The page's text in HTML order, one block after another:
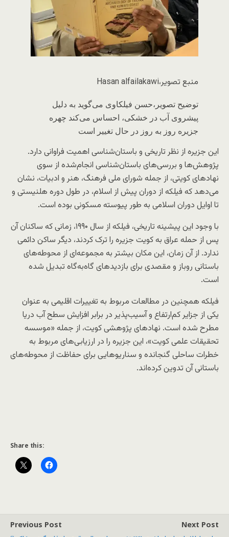
منبع تصویر،Hasan alfailakawi
توضیح تصویر،حسن فیلکاوی می‌گوید به دلیل
پیشروی آب در خشکی، احساس می‌کند چهره
جزیره روز به روز در حال تغییر است
این جزیره از نظر تاریخی و باستان‌شناسی اهمیت فراوانی دارد.
پژوهش‌ها و بررسی‌های باستان‌شناسی انجام‌شده از سوی
نهادهای کویتی، از جمله شورای ملی فرهنگ، هنر و ادبیات، نشان
می‌دهد که فیلکه از دوران پیش از اسلام،‌ در طول دوره هلنیستی و
تا اوایل دوران اسلامی به طور پیوسته مسکونی بوده است.
با وجود این پیشینه تاریخی، فیلکه از سال ۱۹۹۰، زمانی که ساکنان آن
پس از حمله عراق به کویت جزیره را ترک کردند، دیگر ساکن دائمی
ندارد. از آن زمان، این مکان بیشتر به مجموعه‌ای از محوطه‌های
باستانی روباز و مقصدی برای بازدیدهای گاه‌به‌گاه تبدیل شده
است.
فیلکه همچنین در مطالعات مربوط به تغییرات اقلیمی به عنوان
یکی از جزایر کم‌ارتفاع و آسیب‌پذیر در برابر افزایش سطح آب دریا
مطرح شده است. نهادهای پژوهشی کویت، از جمله «موسسه
تحقیقات علمی کویت»، این جزیره را در ارزیابی‌های مربوط به
خطرات ساحلی گنجانده و سناریوهایی برای حفاظت از محوطه‌های
باستانی آن تدوین کرده‌اند.
Share this:
Previous Post Next Post